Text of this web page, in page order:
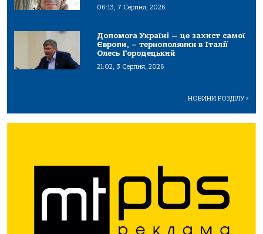
06:13, 7 Серпня, 2026
Допомога Україні — це захист самої
Європи, – тернополянин в Італії
Олесь Городецький
21:02, 3 Серпня, 2026
НОВИНИ РОЗДІЛУ>